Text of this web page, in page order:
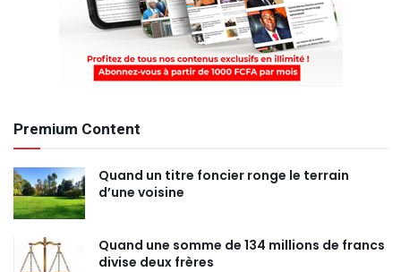
Premium Content
Quand un titre foncier ronge le terrain
d’une voisine
Quand une somme de 134 millions de francs
divise deux frères